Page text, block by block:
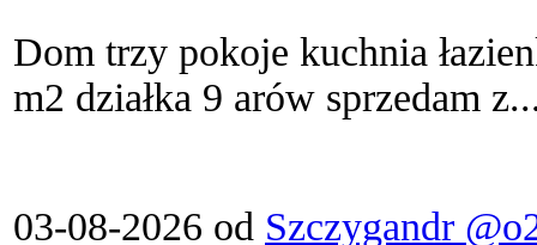
Dom trzy pokoje kuchnia
m2 działka 9 arów sprzedam
03-08-2026 od Szczygandr